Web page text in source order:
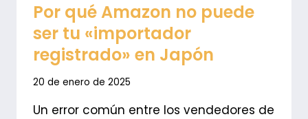
Por qué Amazon no puede
ser tu «importador
registrado» en Japón
20 de enero de 2025
Un error común entre los vendedores de